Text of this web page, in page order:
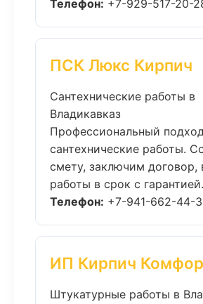
Телефон: +7-929-517-20-
ПСК Люкс Кирпич
Сантехнические работы в
Владикавказ
Профессиональный
сантехнические работы.
смету, заключим договор,
работы в срок с
Телефон: +7-941-662-44-
ИП Кирпич
Штукатурные работы в